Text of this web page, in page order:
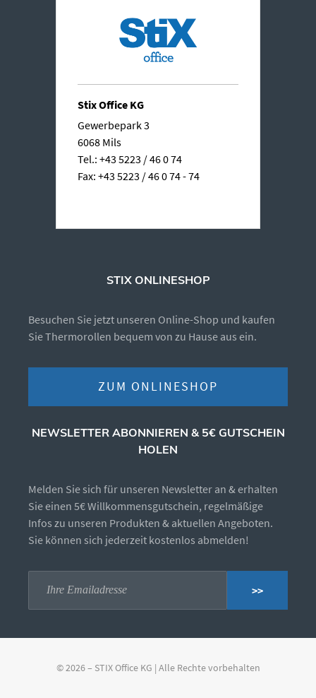
Stix Office KG
Gewerbepark 3
6068 Mils
Tel.: +43 5223 / 46 0 74
Fax: +43 5223 / 46 0 74 - 74
STIX ONLINESHOP
Besuchen Sie jetzt unseren Online-Shop und kaufen
Sie Thermorollen bequem von zu Hause aus ein.
ZUM ONLINESHOP
NEWSLETTER ABONNIEREN & 5€ GUTSCHEIN
HOLEN
Melden Sie sich für unseren Newsletter an & erhalten
Sie einen 5€ Willkommensgutschein, regelmäßige
Infos zu unseren Produkten & aktuellen Angeboten.
Sie können sich jederzeit kostenlos abmelden!
>>
© 2026 – STIX Office KG | Alle Rechte vorbehalten